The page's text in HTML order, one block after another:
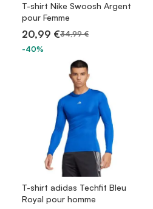
T-shirt Nike Swoosh Argent
pour Femme
20,99 €34,99 €
-40%
T-shirt adidas Techfit Bleu
Royal pour homme